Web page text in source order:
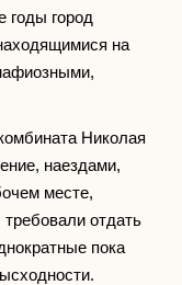
годы город
на
Николая
наездами,
месте,
отдать
пока